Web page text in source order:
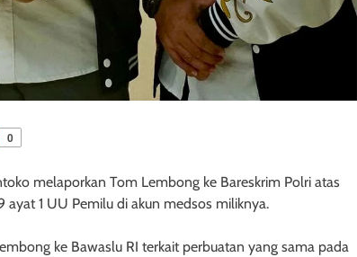
0
melaporkan Tom Lembong ke Bareskrim Polri atas
1 UU Pemilu di akun medsos miliknya.
ke Bawaslu RI terkait perbuatan yang sama pada